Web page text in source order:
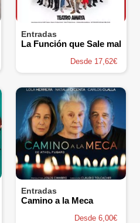
Entradas
La Función que Sale mal
Desde 17,62€
Entradas
Camino a la Meca
Desde 6,00€